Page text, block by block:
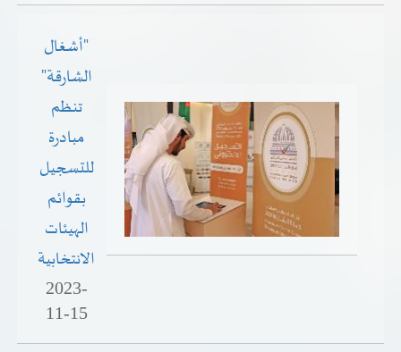
"أشغال
الشارقة"
تنظم
مبادرة
للتسجيل
بقوائم
الهيئات
الانتخابية
2023-
11-15